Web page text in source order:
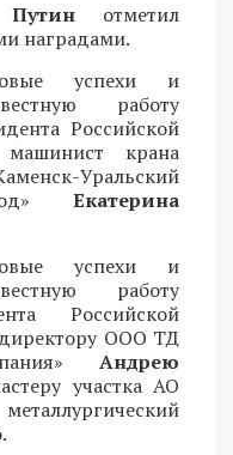
Путин отметил
наградами.
успехи и
работу
Российской
крана
Уральский
Екатерина
успехи и
работу
Российской
ООО ТД
Андрею
участка АО
.